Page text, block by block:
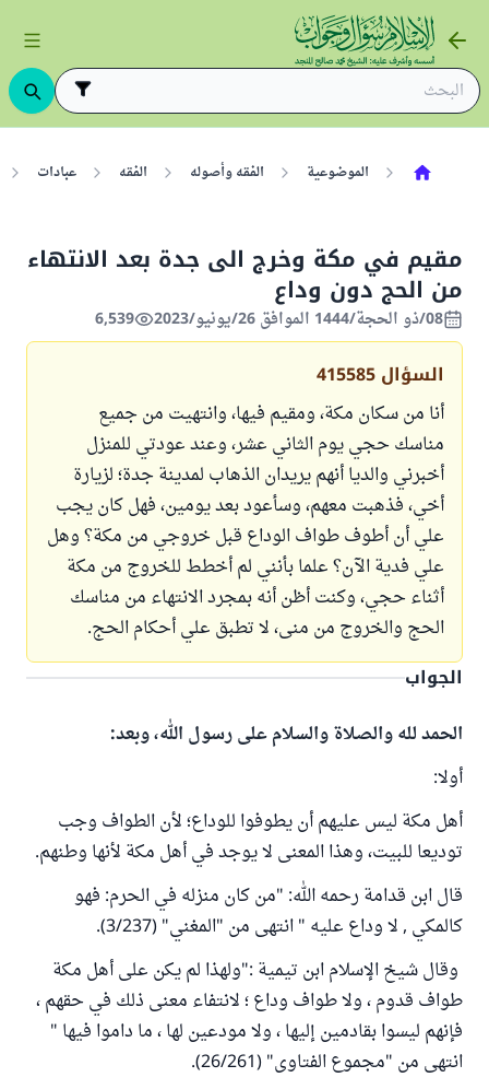
الموضوعية الفقه وأصوله الفقه عبادات
مقيم في مكة وخرج الى جدة بعد الانتهاء
من الحج دون وداع
08/ذو الحجة/1444 الموافق 26/يونيو/2023 6,539
السؤال 415585
أنا من سكان مكة، ومقيم فيها، وانتهيت من جميع
مناسك حجي يوم الثاني عشر، وعند عودتي للمنزل
أخبرني والديا أنهم يريدان الذهاب لمدينة جدة؛ لزيارة
أخي، فذهبت معهم، وسأعود بعد يومين، فهل كان يجب
علي أن أطوف طواف الوداع قبل خروجي من مكة؟ وهل
علي فدية الآن؟ علما بأنني لم أخطط للخروج من مكة
أثناء حجي، وكنت أظن أنه بمجرد الانتهاء من مناسك
الحج والخروج من منى، لا تطبق علي أحكام الحج.
الجواب
الحمد لله والصلاة والسلام على رسول الله، وبعد:
أولا:
أهل مكة ليس عليهم أن يطوفوا للوداع؛ لأن الطواف وجب
توديعا للبيت، وهذا المعنى لا يوجد في أهل مكة لأنها وطنهم.
قال ابن قدامة رحمه الله: "من كان منزله في الحرم: فهو
كالمكي , لا وداع عليه " انتهى من "المغني" (3/237).
وقال شيخ الإسلام ابن تيمية :"ولهذا لم يكن على أهل مكة
طواف قدوم ، ولا طواف وداع ؛ لانتفاء معنى ذلك في حقهم ،
فإنهم ليسوا بقادمين إليها ، ولا مودعين لها ، ما داموا فيها "
انتهى من "مجموع الفتاوى" (26/261).